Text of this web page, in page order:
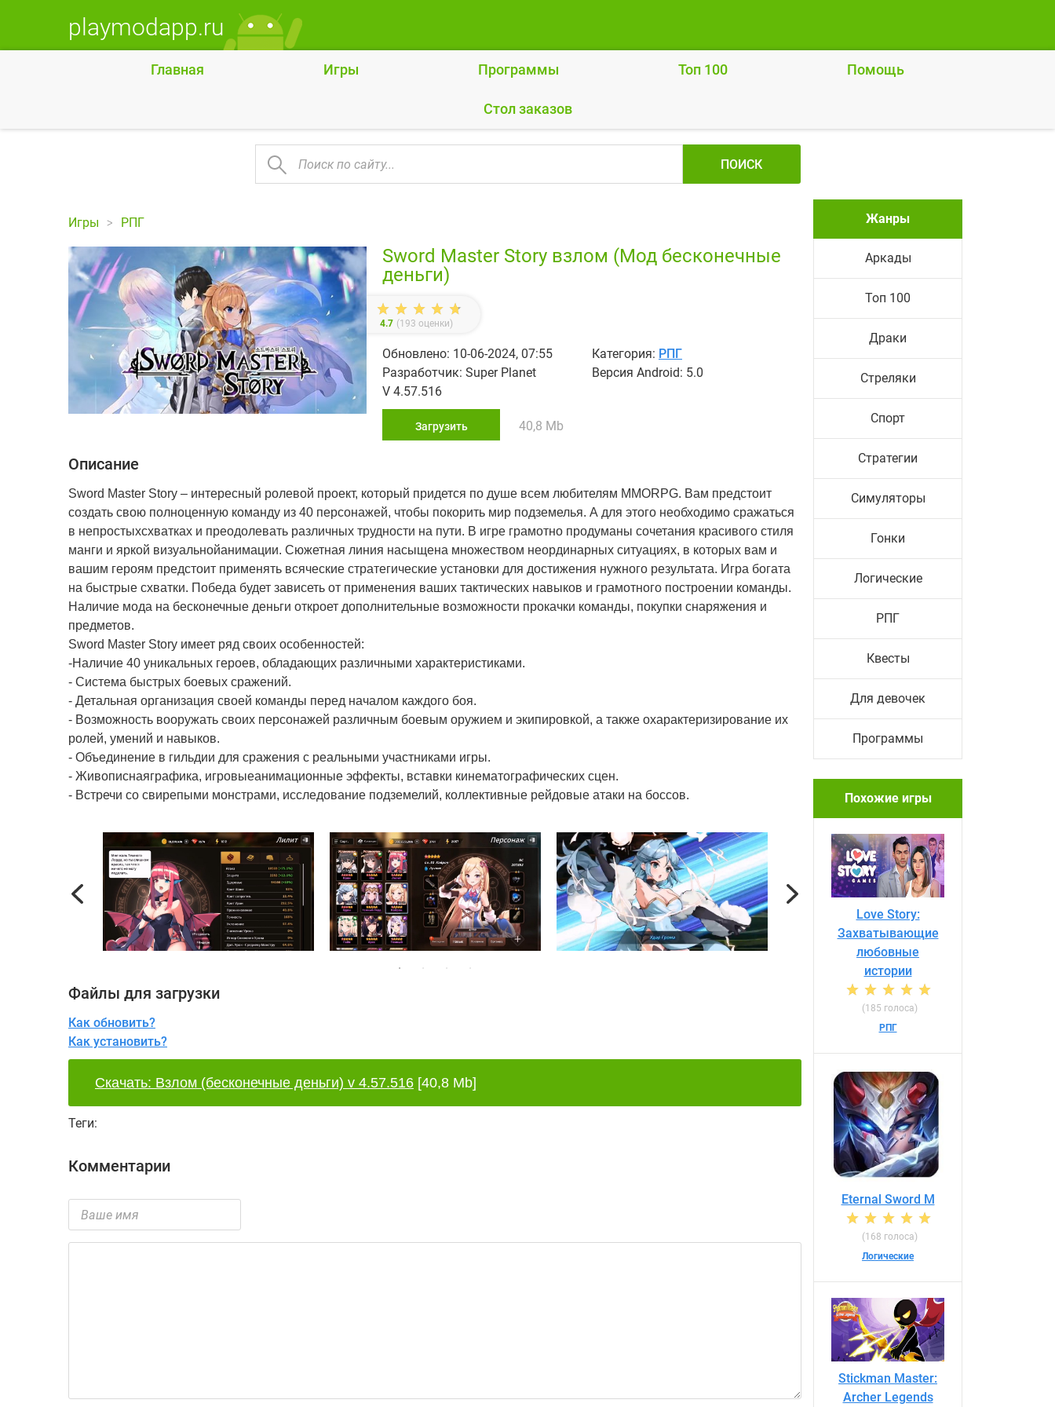
playmodapp.ru
Главная Игры Программы Топ 100 Помощь
Cтол заказов
ПОИСК
Игры РПГ
Sword Master Story взлом (Мод бесконечные
деньги)
4.7 (193 оценки)
Обновлено: 10-06-2024, 07:55 Категория: РПГ
Разработчик: Super Planet
Версия Android: 5.0
V 4.57.516
Загрузить 40,8 Mb
Описание
Sword Master Story – интересный ролевой проект, который придется по душе всем любителям ММОRPG. Вам предстоит
создать свою полноценную команду из 40 персонажей, чтобы покорить мир подземелья. А для этого необходимо сражаться
в непростыхсхватках и преодолевать различных трудности на пути. В игре грамотно продуманы сочетания красивого стиля
манги и яркой визуальнойанимации. Сюжетная линия насыщена множеством неординарных ситуациях, в которых вам и
вашим героям предстоит применять всяческие стратегические установки для достижения нужного результата. Игра богата
на быстрые схватки. Победа будет зависеть от применения ваших тактических навыков и грамотного построении команды.
Наличие мода на бесконечные деньги откроет дополнительные возможности прокачки команды, покупки снаряжения и
предметов.
Sword Master Story имеет ряд своих особенностей:
-Наличие 40 уникальных героев, обладающих различными характеристиками.
- Система быстрых боевых сражений.
- Детальная организация своей команды перед началом каждого боя.
- Возможность вооружать своих персонажей различным боевым оружием и экипировкой, а также охарактеризирование их
ролей, умений и навыков.
- Объединение в гильдии для сражения с реальными участниками игры.
- Живописнаяграфика, игровыеанимационные эффекты, вставки кинематографических сцен.
- Встречи со свирепыми монстрами, исследование подземелий, коллективные рейдовые атаки на боссов.
Previous Next
Файлы для загрузки
Как обновить?
Как установить?
Скачать: Взлом (бесконечные деньги) v 4.57.516 [40,8 Mb]
Теги:
Комментарии
Жанры
Аркады
Топ 100
Драки
Стреляки
Спорт
Стратегии
Симуляторы
Гонки
Логические
РПГ
Квесты
Для девочек
Программы
Похожие игры
Love Story:
Захватывающие
любовные
истории
(185 голоса)
РПГ
Eternal Sword M
(168 голоса)
Логические
Stickman Master:
Archer Legends